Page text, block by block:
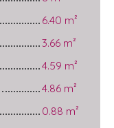
6.40 m²
3.66 m²
4.59 m²
4.86 m²
0.88 m²